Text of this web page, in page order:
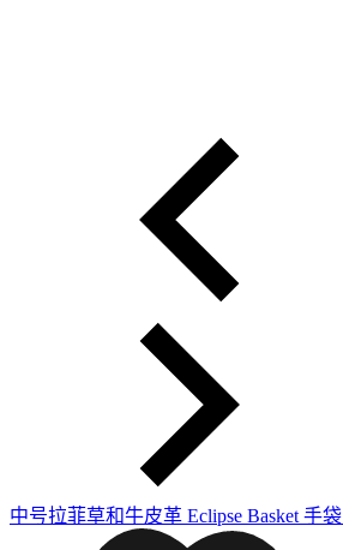
中号拉菲草和牛皮革 Eclipse Basket 手袋